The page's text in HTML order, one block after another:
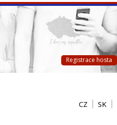
Registrace hosta
CZ SK